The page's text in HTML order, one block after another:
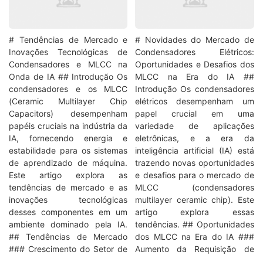
# Tendências de Mercado e
Inovações Tecnológicas de
Condensadores e MLCC na
Onda de IA ## Introdução Os
condensadores e os MLCC
(Ceramic Multilayer Chip
Capacitors) desempenham
papéis cruciais na indústria da
IA, fornecendo energia e
estabilidade para os sistemas
de aprendizado de máquina.
Este artigo explora as
tendências de mercado e as
inovações tecnológicas
desses componentes em um
ambiente dominado pela IA.
## Tendências de Mercado
### Crescimento do Setor de
# Novidades do Mercado de
Condensadores Elétricos:
Oportunidades e Desafios dos
MLCC na Era do IA ##
Introdução Os condensadores
elétricos desempenham um
papel crucial em uma
variedade de aplicações
eletrônicas, e a era da
inteligência artificial (IA) está
trazendo novas oportunidades
e desafios para o mercado de
MLCC (condensadores
multilayer ceramic chip). Este
artigo explora essas
tendências. ## Oportunidades
dos MLCC na Era do IA ###
Aumento da Requisição de